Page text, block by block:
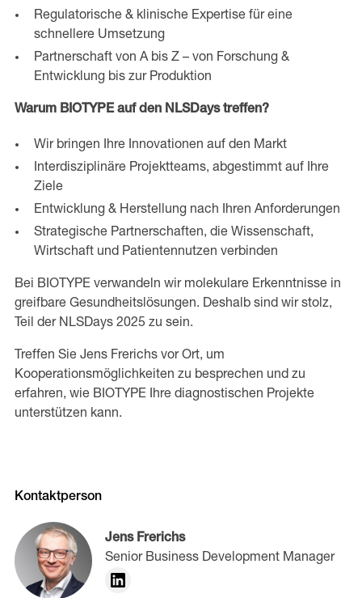
Regulatorische & klinische Expertise für eine
schnellere Umsetzung
Partnerschaft von A bis Z – von Forschung &
Entwicklung bis zur Produktion
Warum BIOTYPE auf den NLSDays treffen?
Wir bringen Ihre Innovationen auf den Markt
Interdisziplinäre Projektteams, abgestimmt auf Ihre
Ziele
Entwicklung & Herstellung nach Ihren Anforderungen
Strategische Partnerschaften, die Wissenschaft,
Wirtschaft und Patientennutzen verbinden
Bei BIOTYPE verwandeln wir molekulare Erkenntnisse in
greifbare Gesundheitslösungen. Deshalb sind wir stolz,
Teil der NLSDays 2025 zu sein.
Treffen Sie Jens Frerichs vor Ort, um
Kooperationsmöglichkeiten zu besprechen und zu
erfahren, wie BIOTYPE Ihre diagnostischen Projekte
unterstützen kann.
Kontaktperson
Jens Frerichs
Senior Business Development Manager